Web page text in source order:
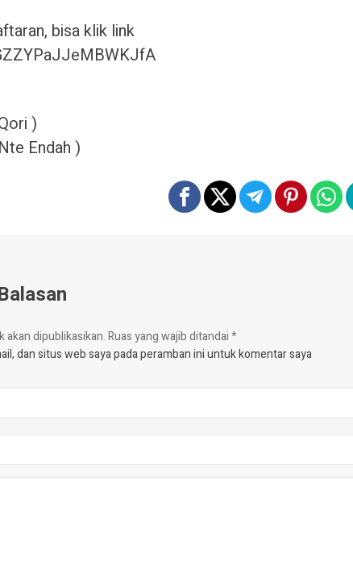
bisa klik link
)
Endah )
akan dipublikasikan.Ruas yang wajib ditandai*
dan situs web saya pada peramban ini untuk komentar saya